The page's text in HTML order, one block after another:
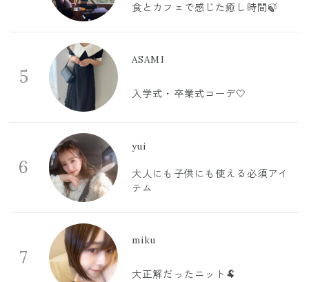
食とカフェで感じた癒し時間🍃
5
ASAMI
入学式・卒業式コーデ🤍
6
yui
大人にも子供にも使える必須アイ
テム
7
miku
大正解だったニット🐏